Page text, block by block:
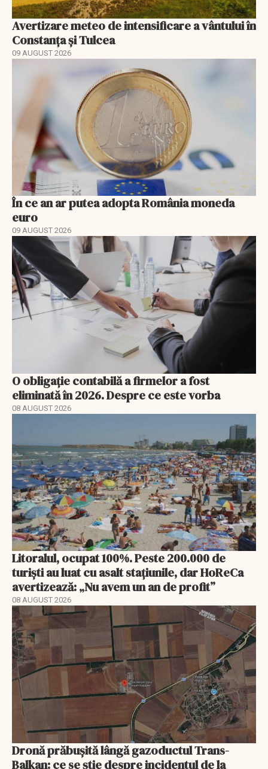
Avertizare meteo de intensificare a vântului în
Constanța și Tulcea
09 AUGUST 2026
În ce an ar putea adopta România moneda
euro
09 AUGUST 2026
O obligație contabilă a firmelor a fost
eliminată în 2026. Despre ce este vorba
08 AUGUST 2026
Litoralul, ocupat 100%. Peste 200.000 de
turiști au luat cu asalt stațiunile, dar HoReCa
avertizează: „Nu avem un an de profit”
08 AUGUST 2026
Dronă prăbușită lângă gazoductul Trans-
Balkan: ce se știe despre incidentul de la